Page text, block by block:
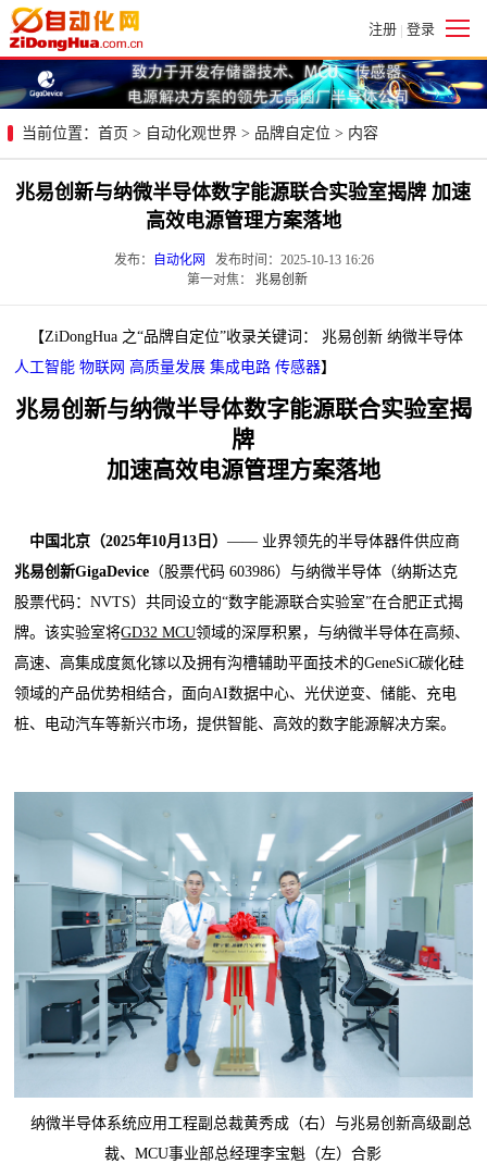
注册 | 登录
当前位置： 首页 > 自动化观世界 > 品牌自定位 > 内容
兆易创新与纳微半导体数字能源联合实验室揭牌 加速
高效电源管理方案落地
发布： 自动化网
发布时间：2025-10-13 16:26
第一对焦： 兆易创新
【ZiDongHua 之“品牌自定位”收录关键词： 兆易创新 纳微半导体
人工智能 物联网 高质量发展 集成电路 传感器】
兆易创新与纳微半导体数字能源联合实验室揭
牌
加速高效电源管理方案落地
中国北京（2025年10月 13 日）—— 业界领先的半导体器件供应商
兆易创新GigaDevice （股票代码 603986）与纳微半导体（纳斯达克
股票代码：NVTS）共同设立的“数字能源联合实验室”在合肥正式揭
牌。该实验室将GD32 MCU领域的深厚积累，与纳微半导体在高频、
高速、高集成度氮化镓以及拥有沟槽辅助平面技术的GeneSiC碳化硅
领域的产品优势相结合，面向AI数据中心、光伏逆变、储能、充电
桩、电动汽车等新兴市场，提供智能、高效的数字能源解决方案。
纳微半导体系统应用工程副总裁黄秀成（右）与兆易创新高级副总
裁、MCU事业部总经理李宝魁（左）合影